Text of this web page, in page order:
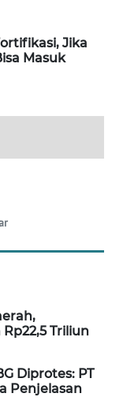
Jika
Masuk
Triliun
Diprotes: PT
Penjelasan